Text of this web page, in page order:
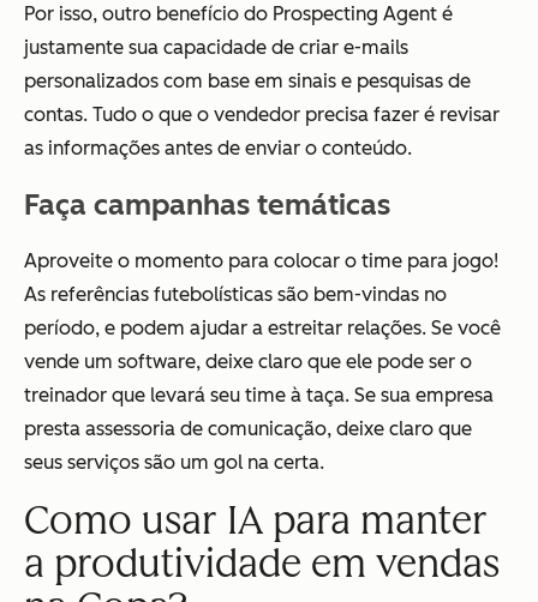
Por isso, outro benefício do Prospecting Agent é
justamente sua capacidade de criar e-mails
personalizados com base em sinais e pesquisas de
contas. Tudo o que o vendedor precisa fazer é revisar
as informações antes de enviar o conteúdo.
Faça campanhas temáticas
Aproveite o momento para colocar o time para jogo!
As referências futebolísticas são bem-vindas no
período, e podem ajudar a estreitar relações. Se você
vende um software, deixe claro que ele pode ser o
treinador que levará seu time à taça. Se sua empresa
presta assessoria de comunicação, deixe claro que
seus serviços são um gol na certa.
Como usar IA para manter
a produtividade em vendas